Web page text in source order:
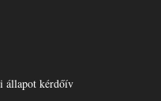
állapot kérdőív